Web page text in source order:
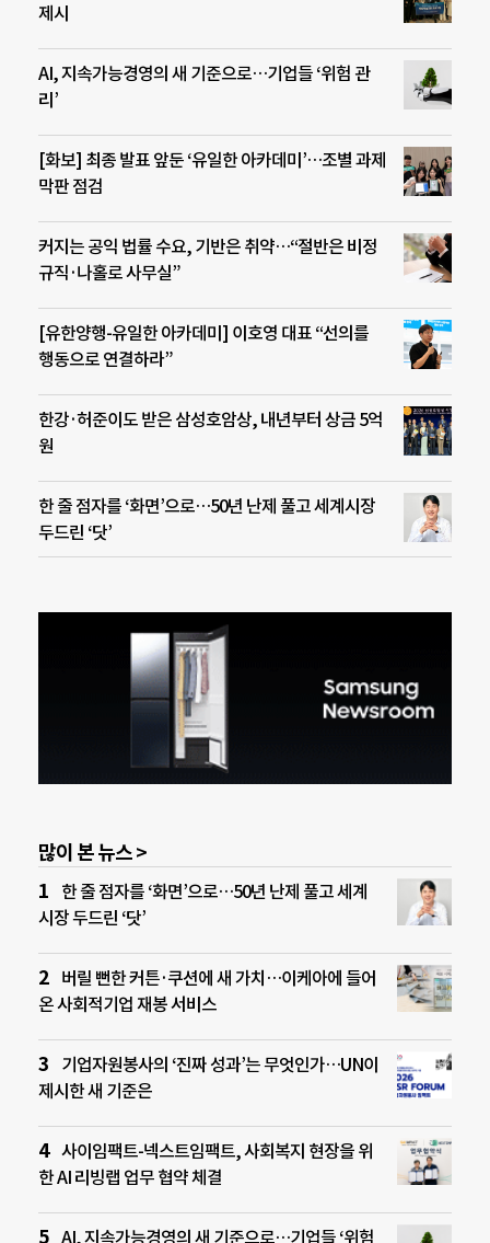
제시
AI, 지속가능경영의 새 기준으로…기업들 ‘위험 관
리’
[화보] 최종 발표 앞둔 ‘유일한 아카데미’…조별 과제
막판 점검
커지는 공익 법률 수요, 기반은 취약…“절반은 비정
규직·나홀로 사무실”
[유한양행-유일한 아카데미] 이호영 대표 “선의를
행동으로 연결하라”
한강·허준이도 받은 삼성호암상, 내년부터 상금 5억
원
한 줄 점자를 ‘화면’으로…50년 난제 풀고 세계시장
두드린 ‘닷’
많이 본 뉴스 >
한 줄 점자를 ‘화면’으로…50년 난제 풀고 세계
시장 두드린 ‘닷’
버릴 뻔한 커튼·쿠션에 새 가치…이케아에 들어
온 사회적기업 재봉 서비스
기업자원봉사의 ‘진짜 성과’는 무엇인가…UN이
제시한 새 기준은
사이임팩트-넥스트임팩트, 사회복지 현장을 위
한 AI 리빙랩 업무 협약 체결
AI, 지속가능경영의 새 기준으로…기업들 ‘위험